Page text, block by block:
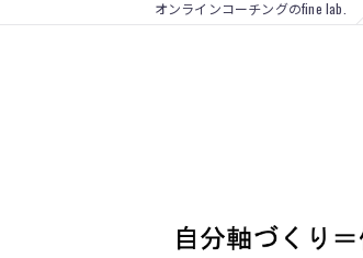
オンラインコーチングのfine lab.